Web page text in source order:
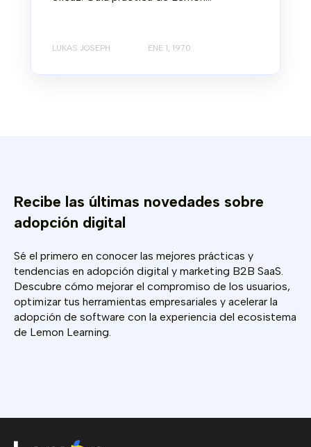
LUKAS JOSEPH ENE 1, 1970
Recibe las últimas novedades sobre
adopción digital
Sé el primero en conocer las mejores prácticas y
tendencias en adopción digital y marketing B2B SaaS.
Descubre cómo mejorar el compromiso de los usuarios,
optimizar tus herramientas empresariales y acelerar la
adopción de software con la experiencia del ecosistema
de Lemon Learning.